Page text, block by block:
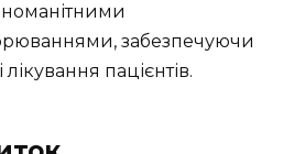
забезпечуючи
пацієнтів.